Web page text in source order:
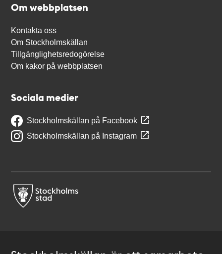
Om webbplatsen
Kontakta oss
Om Stockholmskällan
Tillgänglighetsredogörelse
Om kakor på webbplatsen
Sociala medier
Stockholmskällan på Facebook
Stockholmskällan på Instagram